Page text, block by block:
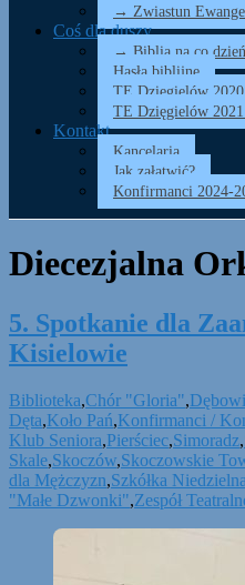
→ Zwiastun
Coś dla duszy…
→ Biblia na co dzień
Hasła biblijne
TE Dzięgielów
TE Dzięgielów
Kontakt
Kancelaria
Jak załatwić?
Konfirmanci 2024-
Diecezjalna
5. Spotkanie dla
Kisielowie
Biblioteka,Chór "Gloria",
Dęta,Koło Pań,Konfirmanci /
Klub Seniora,Pierściec,Simoradz,
Skale,Skoczów,Skoczowskie
dla Mężczyzn,Szkółka Niedzielna
"Małe Dzwonki",Zespół